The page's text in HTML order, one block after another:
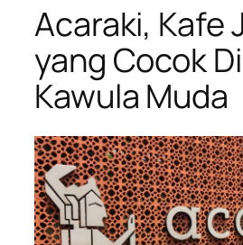
Acaraki, Kafe
yang Cocok
Kawula Muda